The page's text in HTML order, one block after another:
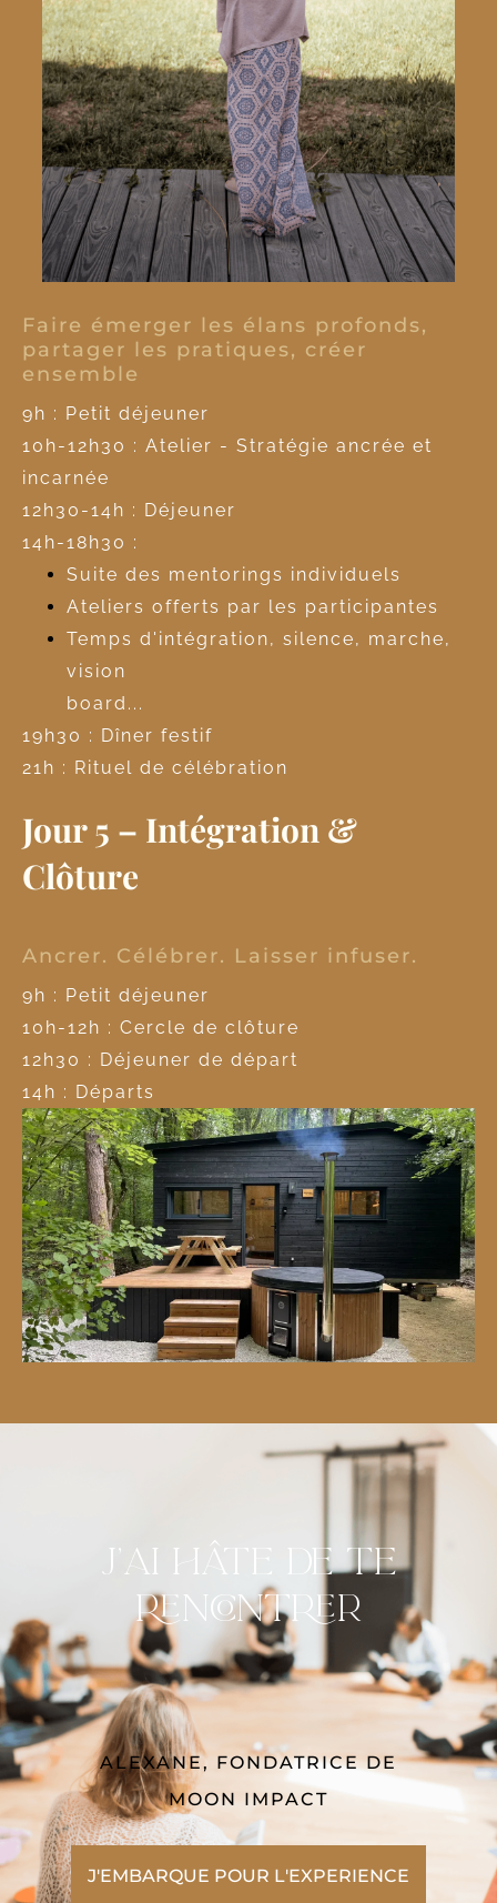
Faire émerger les élans profonds,
partager les pratiques, créer
ensemble
9h : Petit déjeuner
10h-12h30 : Atelier - Stratégie ancrée et
incarnée
12h30-14h : Déjeuner
14h-18h30 :
Suite des mentorings individuels
Ateliers offerts par les participantes
Temps d'intégration, silence, marche,
vision
board...
19h30 : Dîner festif
21h : Rituel de célébration
Jour 5 – Intégration &
Clôture
Ancrer. Célébrer. Laisser infuser.
9h : Petit déjeuner
10h-12h : Cercle de clôture
12h30 : Déjeuner de départ
14h : Départs
J'ai hâte de te
rencontrer
ALEXANE, FONDATRICE DE
MOON IMPACT
J'EMBARQUE POUR L'EXPERIENCE